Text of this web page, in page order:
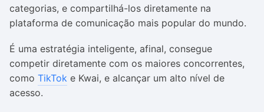
categorias, e compartilhá-los diretamente na
plataforma de comunicação mais popular do mundo.
É uma estratégia inteligente, afinal, consegue
competir diretamente com os maiores concorrentes,
como TikTok e Kwai, e alcançar um alto nível de
acesso.